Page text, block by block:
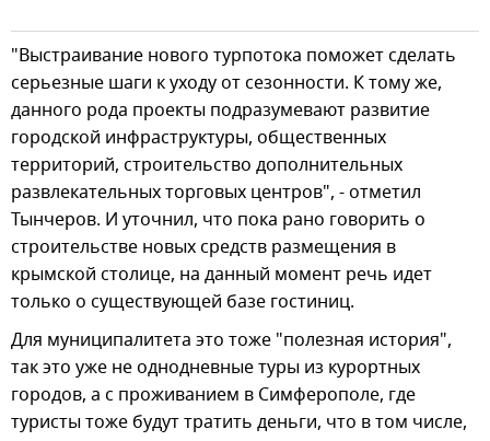
"Выстраивание нового турпотока поможет сделать
серьезные шаги к уходу от сезонности. К тому же,
данного рода проекты подразумевают развитие
городской инфраструктуры, общественных
территорий, строительство дополнительных
развлекательных торговых центров", - отметил
Тынчеров. И уточнил, что пока рано говорить о
строительстве новых средств размещения в
крымской столице, на данный момент речь идет
только о существующей базе гостиниц.
Для муниципалитета это тоже "полезная история",
так это уже не однодневные туры из курортных
городов, а с проживанием в Симферополе, где
туристы тоже будут тратить деньги, что в том числе,